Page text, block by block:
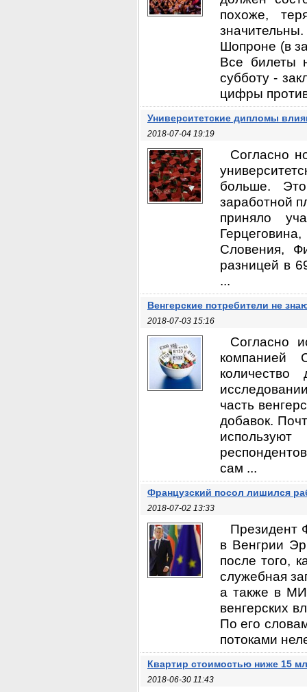
похоже,
Шопроне (в
Все билеты
субботу -
цифры
Университетские дипломы
2018-07-04 19:19
Согласно
больше.
заработной
приняло
Словения,
разницей в
...
Венгерские потребители не
2018-07-03 15:16
Согласно
компанией
часть
добавок.
сам ...
Французский посол лишился
2018-07-02 13:33
Президент
в Венгрии
после того,
служебная
а также в
венгерских
По его
потоками
Квартир стоимостью ниже 15
2018-06-30 11:43